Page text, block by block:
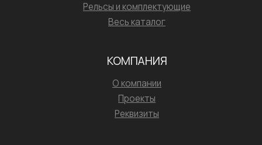
Рельсы и комплектующие
Весь каталог
КОМПАНИЯ
О компании
Проекты
Реквизиты